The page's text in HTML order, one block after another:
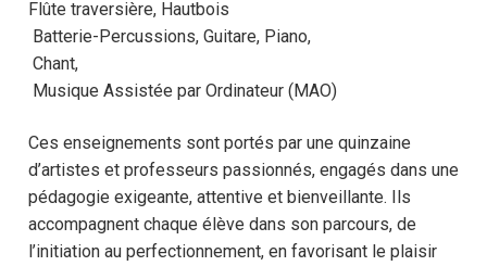
Flûte traversière, Hautbois
Batterie-Percussions, Guitare, Piano,
Chant,
Musique Assistée par Ordinateur (MAO)
Ces enseignements sont portés par une quinzaine
d’artistes et professeurs passionnés, engagés dans une
pédagogie exigeante, attentive et bienveillante. Ils
accompagnent chaque élève dans son parcours, de
l’initiation au perfectionnement, en favorisant le plaisir